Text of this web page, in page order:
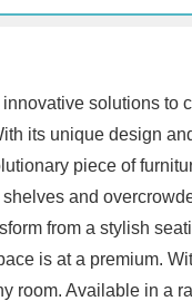
solutions
its unique design
piece of
and
from a stylish
is at a premium.
room. Available in a